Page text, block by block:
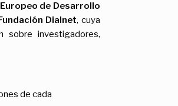
de Desarrollo
Dialnet, cuya
sobre investigadores,
de cada